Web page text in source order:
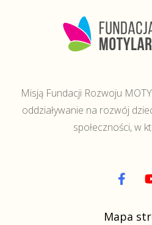
Misją Fundacji Rozwoju
oddziaływanie na rozwój
społeczności, w
Mapa